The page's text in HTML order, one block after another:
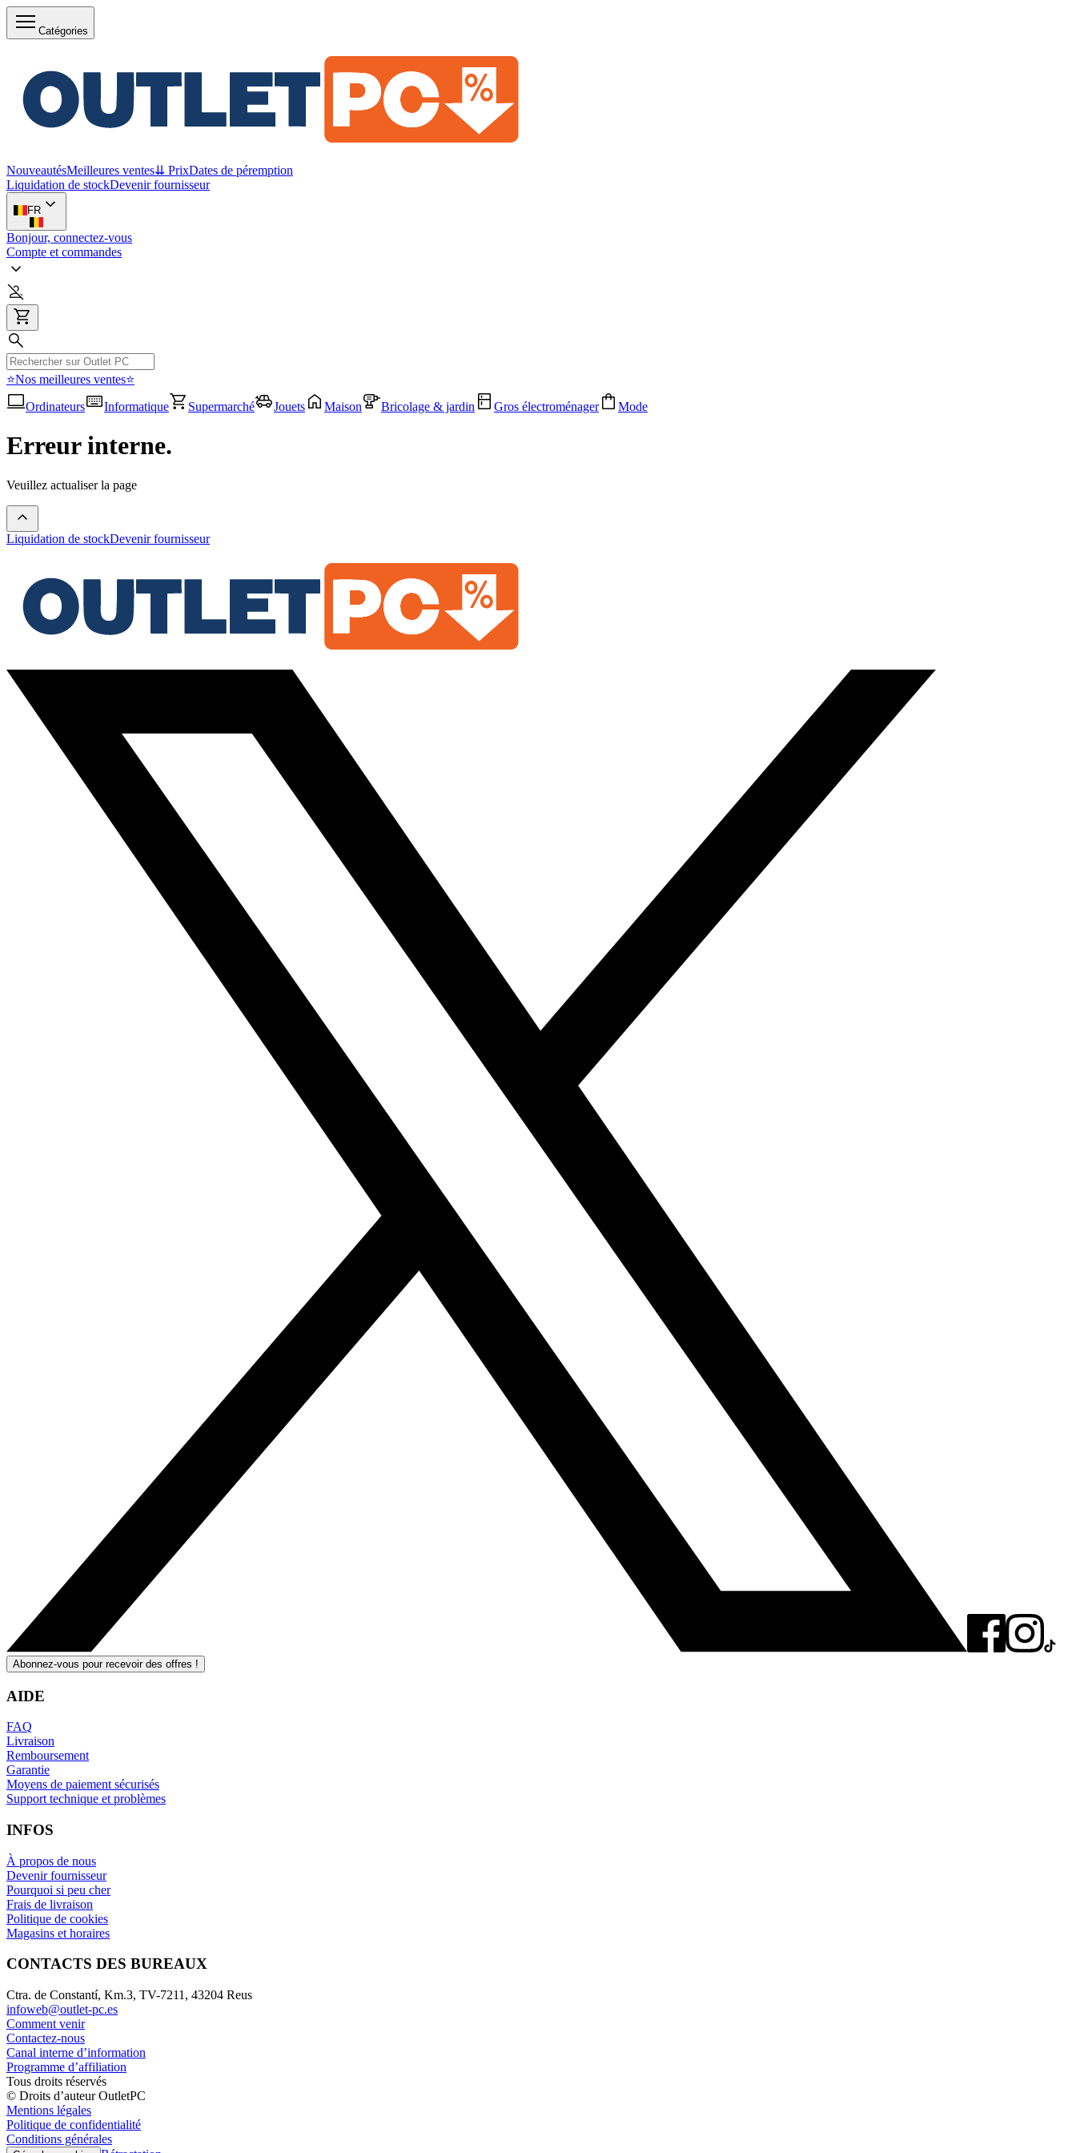
Catégories
NouveautésMeilleures ventes⇊ PrixDates de péremption
Liquidation de stockDevenir fournisseur
FR
Bonjour, connectez-vous
Compte et commandes
⭐Nos meilleures ventes⭐
Ordinateurs
Informatique Supermarché Jouets Maison Bricolage & jardin Gros électroménager Mode
Erreur interne.
Veuillez actualiser la page
Liquidation de stockDevenir fournisseur
Abonnez-vous pour recevoir des offres !
AIDE
FAQ
Livraison
Remboursement
Garantie
Moyens de paiement sécurisés
Support technique et problèmes
INFOS
À propos de nous
Devenir fournisseur
Pourquoi si peu cher
Frais de livraison
Politique de cookies
Magasins et horaires
CONTACTS DES BUREAUX
Ctra. de Constantí, Km.3, TV-7211, 43204 Reus
infoweb@outlet-pc.es
Comment venir
Contactez-nous
Canal interne d’information
Programme d’affiliation
Tous droits réservés
© Droits d’auteur OutletPC
Mentions légales
Politique de confidentialité
Conditions générales